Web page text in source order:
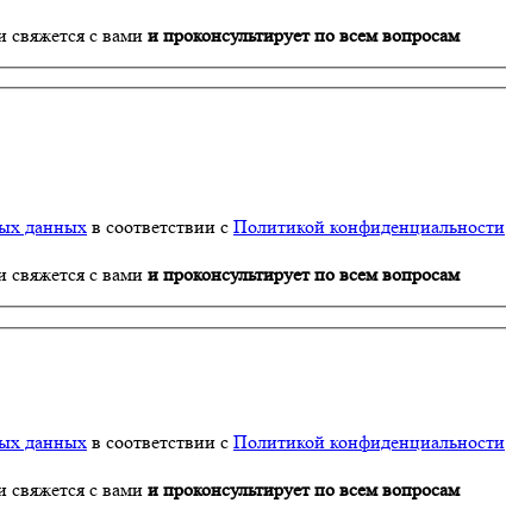
с вами и проконсультирует по всем вопросам
данных в соответствии с Политикой конфиденциальности
с вами и проконсультирует по всем вопросам
данных в соответствии с Политикой конфиденциальности
с вами и проконсультирует по всем вопросам